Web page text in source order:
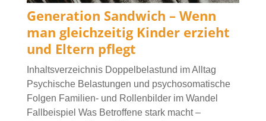
Generation Sandwich – Wenn
man gleichzeitig Kinder erzieht
und Eltern pflegt
Inhaltsverzeichnis Doppelbelastund im Alltag
Psychische Belastungen und psychosomatische
Folgen Familien- und Rollenbilder im Wandel
Fallbeispiel Was Betroffene stark macht –